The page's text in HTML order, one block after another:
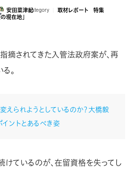
安田菜津紀category 取材レポート 特集
現在地」
摘されてきた入管法政府案が、再
。
えられようとしているのか？大橋毅
ントとあるべき姿
けているのが、在留資格を失ってし